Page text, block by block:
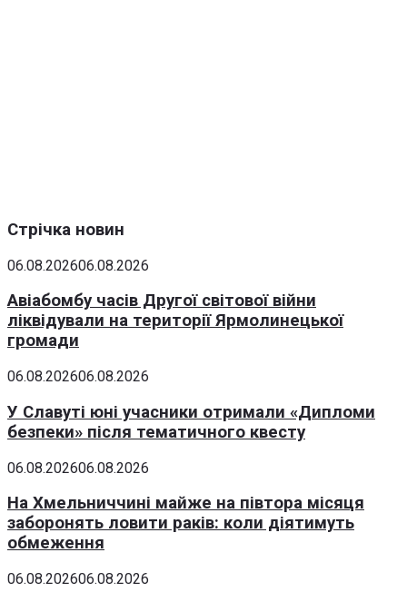
Стрічка новин
06.08.202606.08.2026
Авіабомбу часів Другої світової війни
ліквідували на території Ярмолинецької
громади
06.08.202606.08.2026
У Славуті юні учасники отримали «Дипломи
безпеки» після тематичного квесту
06.08.202606.08.2026
На Хмельниччині майже на півтора місяця
заборонять ловити раків: коли діятимуть
обмеження
06.08.202606.08.2026